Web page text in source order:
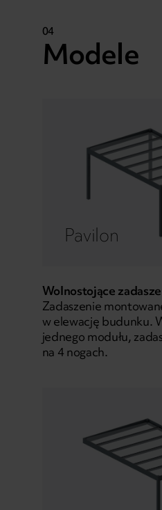
04
Modele
Pavilon
Wolnostojące
Zadaszenie
w elewację budunku.
jednego modułu,
na 4 nogach.